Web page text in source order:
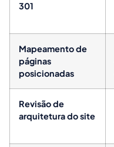
301
Mapeamento de
páginas
posicionadas
Revisão de
arquitetura do site